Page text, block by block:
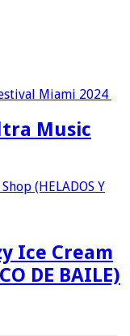
Music
Ice Cream
DE BAILE)